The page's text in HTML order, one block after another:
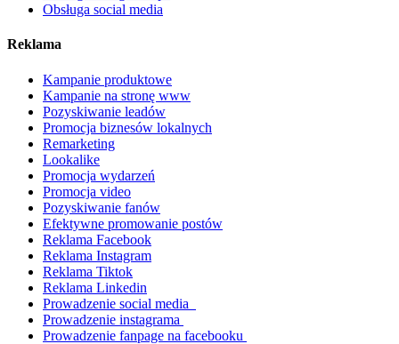
Obsługa social media
Reklama
Kampanie produktowe
Kampanie na stronę www
Pozyskiwanie leadów
Promocja biznesów lokalnych
Remarketing
Lookalike
Promocja wydarzeń
Promocja video
Pozyskiwanie fanów
Efektywne promowanie postów
Reklama Facebook
Reklama Instagram
Reklama Tiktok
Reklama Linkedin
Prowadzenie social media
Prowadzenie instagrama
Prowadzenie fanpage na facebooku